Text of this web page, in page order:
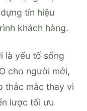
tín hiệu
khách hàng.
là yếu tố sống
cho người mới,
thắc mắc thay vì
lược tối ưu